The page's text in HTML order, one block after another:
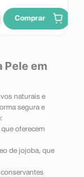
Comprar
Pele em
naturais e
segura e
oferecem
de jojoba, que